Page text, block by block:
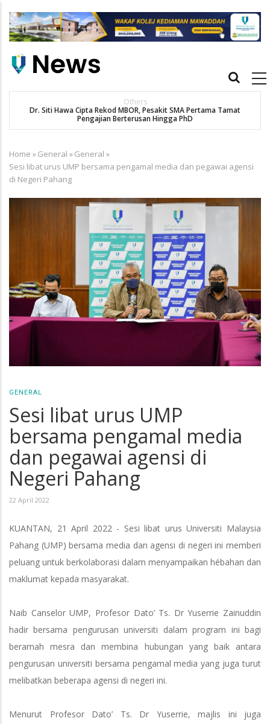
main
Main
Others
Dr. Siti Hawa Cipta Rekod MBOR, Pesakit SMA Pertama Tamat
Pengajian Berterusan Hingga PhD
Breadcrumb
Home »General »General »
Sesi libat urus UMP bersama pengamal media dan pegawai agensi
di Negeri Pahang
GENERAL
Sesi libat urus UMP
bersama pengamal media
dan pegawai agensi di
Negeri Pahang
22 April 2022
KUANTAN, 21 April 2022 - Sesi libat urus Universiti Malaysia
Pahang (UMP) bersama media dan agensi di negeri ini memberi
peluang untuk berkolaborasi dalam menyampaikan hébahan dan
maklumat kepada masyarakat.
Naib Canselor UMP, Profesor Dato’ Ts. Dr Yuserrie Zainuddin
hadir bersama pengurusan universiti dalam program ini bagi
beramah mesra dan membina hubungan yang baik antara
pengurusan universiti bersama pengamal media yang juga turut
melibatkan beberapa agensi di negeri ini.
Menurut Profesor Dato’ Ts. Dr Yuserrie, majlis ini juga